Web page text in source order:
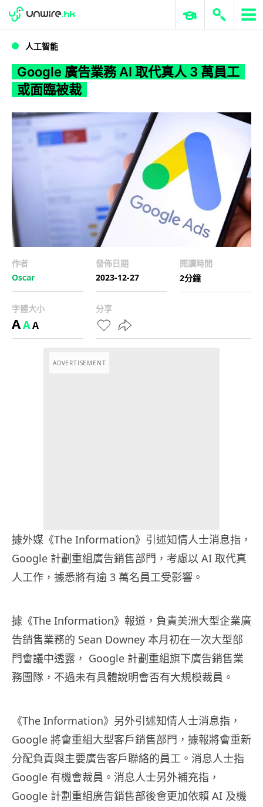
WWDC 2026 ERP 與商業 AI
人工智能
Google 廣告業務 AI 取代真人 3 萬員工
或面臨被裁
作者
Oscar
發佈日期
2023-12-27
閱讀時間
2分鐘
字體大小
AAA
分享
ADVERTISEMENT
據外媒《The Information》引述知情人士消息指，
Google 計劃重組廣告銷售部門，考慮以 AI 取代真
人工作，據悉將有逾 3 萬名員工受影響。
據《The Information》報道，負責美洲大型企業廣
告銷售業務的 Sean Downey 本月初在一次大型部
門會議中透露， Google 計劃重組旗下廣告銷售業
務團隊，不過未有具體說明會否有大規模裁員。
《The Information》另外引述知情人士消息指，
Google 將會重組大型客戶銷售部門，據報將會重新
分配負責與主要廣告客戶聯絡的員工。消息人士指
Google 有機會裁員。消息人士另外補充指，
Google 計劃重組廣告銷售部後會更加依賴 AI 及機